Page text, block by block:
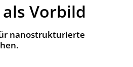
als Vorbild
nanostrukturierte